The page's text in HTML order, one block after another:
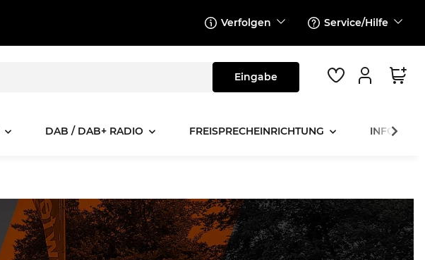
Verfolgen Service/Hilfe
DAB / DAB+ RADIO FREISPRECHEINRICHTUNG